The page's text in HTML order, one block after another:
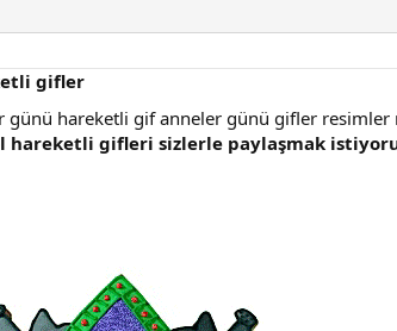
gifler
günü hareketli gif anneler günü gifler resimler
hareketli gifleri sizlerle paylaşmak